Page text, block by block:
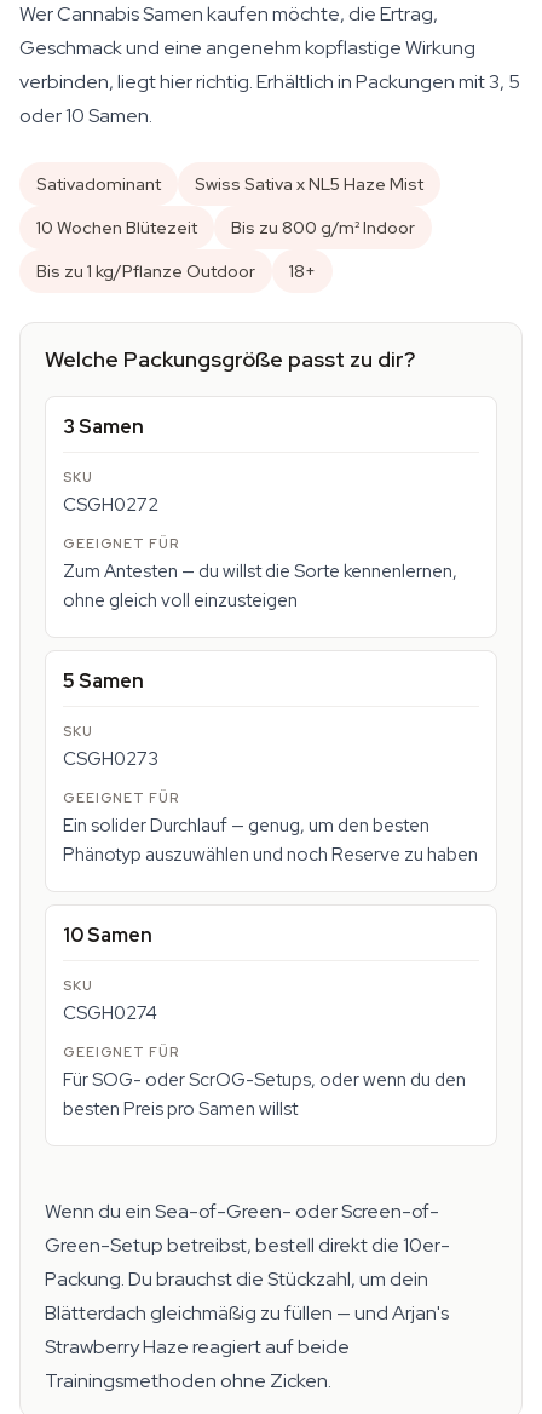
Wer Cannabis Samen kaufen möchte, die Ertrag,
Geschmack und eine angenehm kopflastige Wirkung
verbinden, liegt hier richtig. Erhältlich in Packungen mit 3, 5
oder 10 Samen.
Sativadominant
Swiss Sativa x NL5 Haze Mist
10 Wochen Blütezeit
Bis zu 800 g/m² Indoor
Bis zu 1 kg/Pflanze Outdoor
18+
Welche Packungsgröße passt zu dir?
3 Samen
CSGH0272
Zum Antesten — du willst die Sorte kennenlernen,
ohne gleich voll einzusteigen
5 Samen
CSGH0273
Ein solider Durchlauf — genug, um den besten
Phänotyp auszuwählen und noch Reserve zu haben
10 Samen
CSGH0274
Für SOG- oder ScrOG-Setups, oder wenn du den
besten Preis pro Samen willst
Wenn du ein Sea-of-Green- oder Screen-of-
Green-Setup betreibst, bestell direkt die 10er-
Packung. Du brauchst die Stückzahl, um dein
Blätterdach gleichmäßig zu füllen — und Arjan's
Strawberry Haze reagiert auf beide
Trainingsmethoden ohne Zicken.